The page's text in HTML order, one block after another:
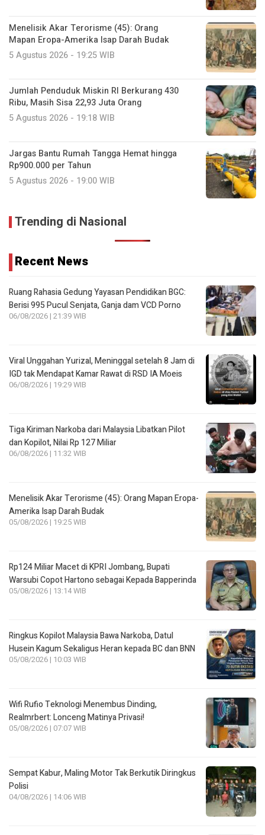
Menelisik Akar Terorisme (45): Orang
Mapan Eropa-Amerika Isap Darah Budak
5 Agustus 2026 - 19:25 WIB
Jumlah Penduduk Miskin RI Berkurang 430
Ribu, Masih Sisa 22,93 Juta Orang
5 Agustus 2026 - 19:18 WIB
Jargas Bantu Rumah Tangga Hemat hingga
Rp900.000 per Tahun
5 Agustus 2026 - 19:00 WIB
Trending di Nasional
Recent News
Ruang Rahasia Gedung Yayasan Pendidikan BGC:
Berisi 995 Pucul Senjata, Ganja dam VCD Porno
06/08/2026 | 21:39 WIB
Viral Unggahan Yurizal, Meninggal setelah 8 Jam di
IGD tak Mendapat Kamar Rawat di RSD IA Moeis
06/08/2026 | 19:29 WIB
Tiga Kiriman Narkoba dari Malaysia Libatkan Pilot
dan Kopilot, Nilai Rp 127 Miliar
06/08/2026 | 11:32 WIB
Menelisik Akar Terorisme (45): Orang Mapan Eropa-
Amerika Isap Darah Budak
05/08/2026 | 19:25 WIB
Rp124 Miliar Macet di KPRI Jombang, Bupati
Warsubi Copot Hartono sebagai Kepada Bapperinda
05/08/2026 | 13:14 WIB
Ringkus Kopilot Malaysia Bawa Narkoba, Datul
Husein Kagum Sekaligus Heran kepada BC dan BNN
05/08/2026 | 10:03 WIB
Wifi Rufio Teknologi Menembus Dinding,
Realmrbert: Lonceng Matinya Privasi!
05/08/2026 | 07:07 WIB
Sempat Kabur, Maling Motor Tak Berkutik Diringkus
Polisi
04/08/2026 | 14:06 WIB